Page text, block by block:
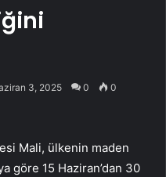
3, 2025 0 0
Mali, ülkenin maden
göre 15 Haziran’dan 30